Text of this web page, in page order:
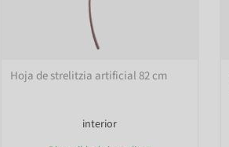
Hoja de strelitzia artificial 82 cm
interior